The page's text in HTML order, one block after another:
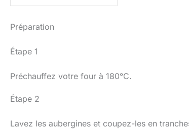
Préparation
Étape 1
Préchauffez votre four à 180°C.
Étape 2
Lavez les aubergines et coupez-les en